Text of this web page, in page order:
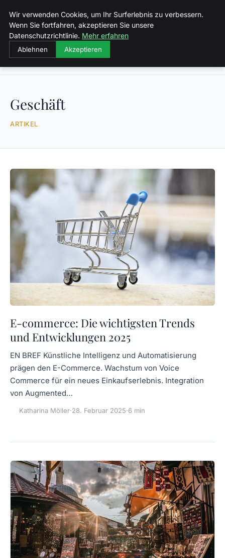
Malzminden
Geschäft
ARTIKEL
E-commerce: Die wichtigsten Trends
und Entwicklungen 2025
EN BREF Künstliche Intelligenz und Automatisierung
prägen den E-Commerce. Wachstum von Voice
Commerce für ein neues Einkaufserlebnis. Integration
von Augmented…
Katharina Möller·28. Februar 2025·6 min
Wir verwenden Cookies, um Ihr Surferlebnis zu verbessern.
Wenn Sie fortfahren, akzeptieren Sie unsere
Datenschutzrichtlinie. Mehr erfahren
Ablehnen Akzeptieren